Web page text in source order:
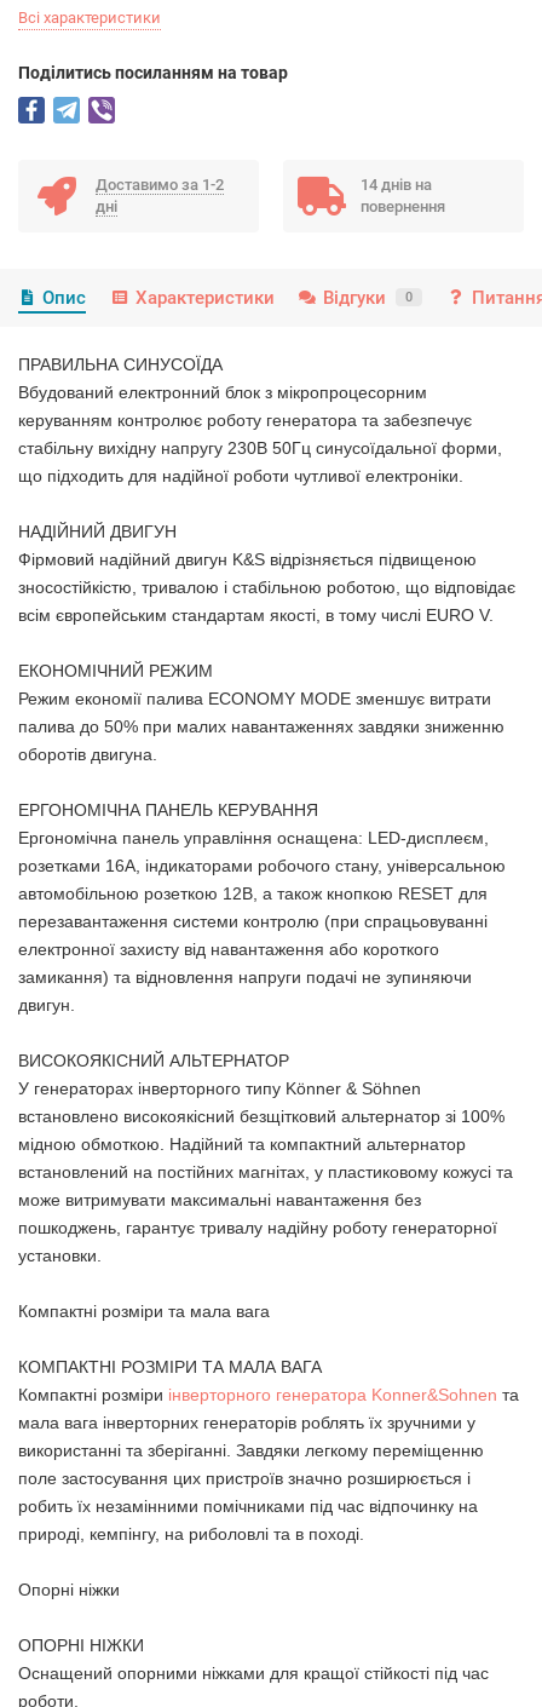
Всі характеристики
Подiлитись посиланням на товар
Доставимо за 1-2
дні
14 днів на
повернення
Опис Характеристики Відгуки 0
ПРАВИЛЬНА СИНУСОЇДА
Вбудований електронний блок з мікропроцесорним
керуванням контролює роботу генератора та забезпечує
стабільну вихідну напругу 230В 50Гц синусоїдальної форми,
що підходить для надійної роботи чутливої електроніки.
НАДІЙНИЙ ДВИГУН
Фірмовий надійний двигун K&S відрізняється підвищеною
зносостійкістю, тривалою і стабільною роботою, що відповідає
всім європейським стандартам якості, в тому числі EURO V.
ЕКОНОМІЧНИЙ РЕЖИМ
Режим економії палива ECONOMY MODE зменшує витрати
палива до 50% при малих навантаженнях завдяки зниженню
оборотів двигуна.
ЕРГОНОМІЧНА ПАНЕЛЬ КЕРУВАННЯ
Ергономічна панель управління оснащена: LED-дисплеєм,
розетками 16А, індикаторами робочого стану, універсальною
автомобільною розеткою 12В, а також кнопкою RESET для
перезавантаження системи контролю (при спрацьовуванні
електронної захисту від навантаження або короткого
замикання) та відновлення напруги подачі не зупиняючи
двигун.
ВИСОКОЯКІСНИЙ АЛЬТЕРНАТОР
У генераторах інверторного типу Könner & Söhnen
встановлено високоякісний безщітковий альтернатор зі 100%
мідною обмоткою. Надійний та компактний альтернатор
встановлений на постійних магнітах, у пластиковому кожусі та
може витримувати максимальні навантаження без
пошкоджень, гарантує тривалу надійну роботу генераторної
установки.
Компактні розміри та мала вага
КОМПАКТНІ РОЗМІРИ ТА МАЛА ВАГА
Компактні розміри інверторного генератора Konner&Sohnen та
мала вага інверторних генераторів роблять їх зручними у
використанні та зберіганні. Завдяки легкому переміщенню
поле застосування цих пристроїв значно розширюється і
робить їх незамінними помічниками під час відпочинку на
природі, кемпінгу, на риболовлі та в поході.
Опорні ніжки
ОПОРНІ НІЖКИ
Оснащений опорними ніжками для кращої стійкості під час
роботи.